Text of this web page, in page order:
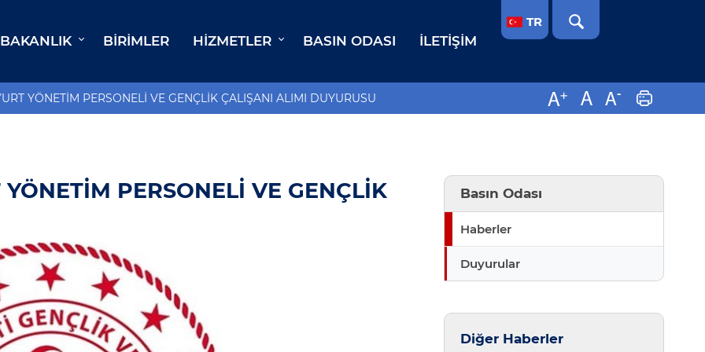
BAKANLIK BIRIMLER HIZMETLER BASIN ODASI İLETIŞIM
TR
YÖNETİM PERSONELİ VE GENÇLİK ÇALIŞANI ALIMI DUYURUSU
PERSONELİ VE GENÇLİK
Basın Odası
Haberler
Duyurular
Diğer Haberler